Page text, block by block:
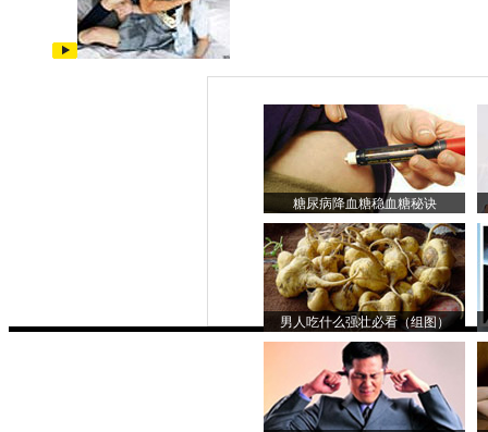
糖尿病降血糖稳血糖秘诀
男人吃什么强壮必看（组图）